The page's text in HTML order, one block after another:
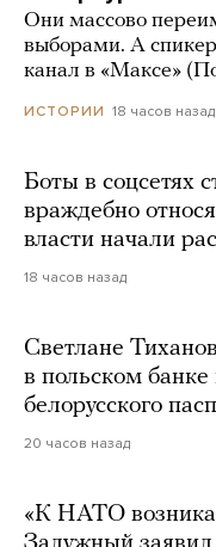
Они массово
выборами. А
канал в «Максе»
ИСТОРИИ 18 часов назад
Боты в соцсетях
враждебно
власти начали
18 часов назад
Светлане
в польском банке
белорусского
20 часов назад
«К НАТО